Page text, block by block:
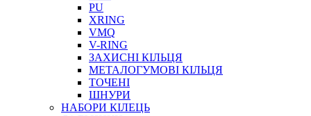
ПІСТОЛЕТИ
НАСОСИ ТА ПОМПИ
НАГНІТАЧІ
PU
XRING
VMQ
V-RING
ЗАХИСНІ КІЛЬЦЯ
МЕТАЛОГУМОВІ КІЛЬЦЯ
ТОЧЕНІ
ШНУРИ
НАБОРИ КІЛЕЦЬ